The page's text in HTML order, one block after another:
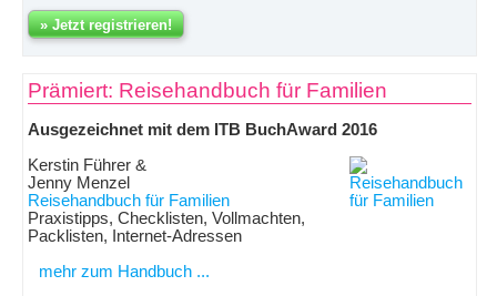
Prämiert: Reisehandbuch für Familien
Ausgezeichnet mit dem ITB BuchAward 2016
Kerstin Führer &
Jenny Menzel
Reisehandbuch für Familien
Praxistipps, Checklisten, Vollmachten,
Packlisten, Internet-Adressen
mehr zum Handbuch ...